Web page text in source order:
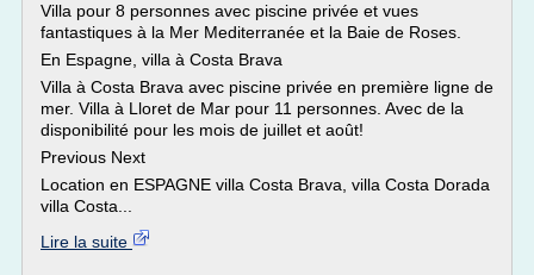
Villa pour 8 personnes avec piscine privée et vues
fantastiques à la Mer Mediterranée et la Baie de Roses.
En Espagne, villa à Costa Brava
Villa à Costa Brava avec piscine privée en première ligne de
mer. Villa à Lloret de Mar pour 11 personnes. Avec de la
disponibilité pour les mois de juillet et août!
Previous Next
Location en ESPAGNE villa Costa Brava, villa Costa Dorada
villa Costa...
Lire la suite